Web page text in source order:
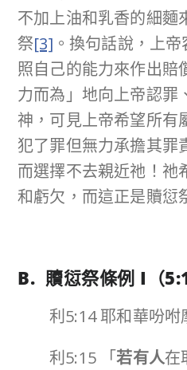
不加上油和乳香的細麵
祭[3] 。換句話說，上
照自己的能力來作出賠
力而為」地向上帝認罪
神，可見上帝希望所有
犯了罪但無力承擔其罪
而選擇不去親近祂！祂
和虧欠，而這正是贖愆
B. 贖愆祭條例 I （
利5:14 耶和華吩咐
利5:15 「若有人在